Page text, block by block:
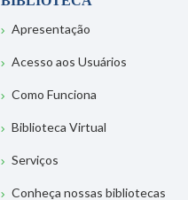
Apresentação
Acesso aos Usuários
Como Funciona
Biblioteca Virtual
Serviços
Conheça nossas bibliotecas